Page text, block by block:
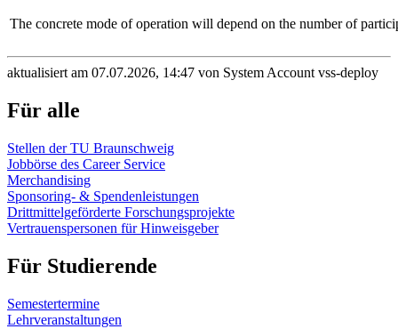
The concrete mode of operation will depend on the number of
aktualisiert am 07.07.2026, 14:47 von System Account vss-deploy
Für alle
Stellen der TU Braunschweig
Jobbörse des Career Service
Merchandising
Sponsoring- & Spendenleistungen
Drittmittelgeförderte Forschungsprojekte
Vertrauenspersonen für Hinweisgeber
Für Studierende
Semestertermine
Lehrveranstaltungen